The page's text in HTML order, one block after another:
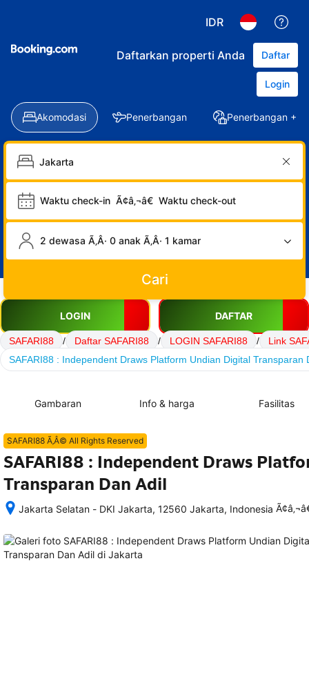
IDR
Daftarkan properti Anda Daftar
Login
Akomodasi Penerbangan Penerbangan +
Waktu check-in Ã¢â‚¬â€ Waktu check-out
2 dewasa Ã‚Â· 0 anak Ã‚Â· 1 kamar
Cari
LOGIN DAFTAR
SAFARI88 / Daftar SAFARI88 / LOGIN SAFARI88 /
Link
SAFARI88 : Independent Draws Platform Undian Digital Transparan
Gambaran Info & harga Fasilitas
SAFARI88 Ã‚Â© All Rights Reserved
SAFARI88 : Independent Draws
Transparan Dan Adil
Jakarta Selatan - DKI Jakarta, 12560 Jakarta, Indonesia
memesan,
rincian